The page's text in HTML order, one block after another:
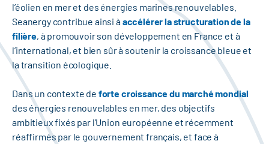
l’éolien en mer et des énergies marines renouvelables.
Seanergy contribue ainsi àaccélérer la structuration de la
filière, à promouvoir son développement en France et à
l’international, et bien sûr à soutenir la croissance bleue et
la transition écologique.
Dans un contexte de forte croissance du marché mondial
des énergies renouvelables en mer, des objectifs
ambitieux fixés par l’Union européenne et récemment
réaffirmés par le gouvernement français, et face à